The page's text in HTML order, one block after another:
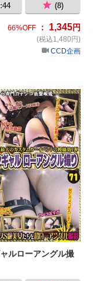
(8)
66%OFF： 1,345円
(税込1,480円)
CCD企画
ローアングル撮り 70キ
ルローアングル撮